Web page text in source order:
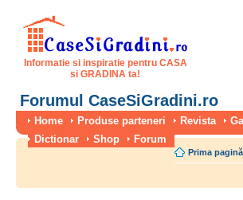
Informatie si inspiratie pentru CASA
si GRADINA ta!
Forumul CaseSiGradini.ro
Home Produse parteneri Revista
Dictionar
Shop Forum
Prima pagină